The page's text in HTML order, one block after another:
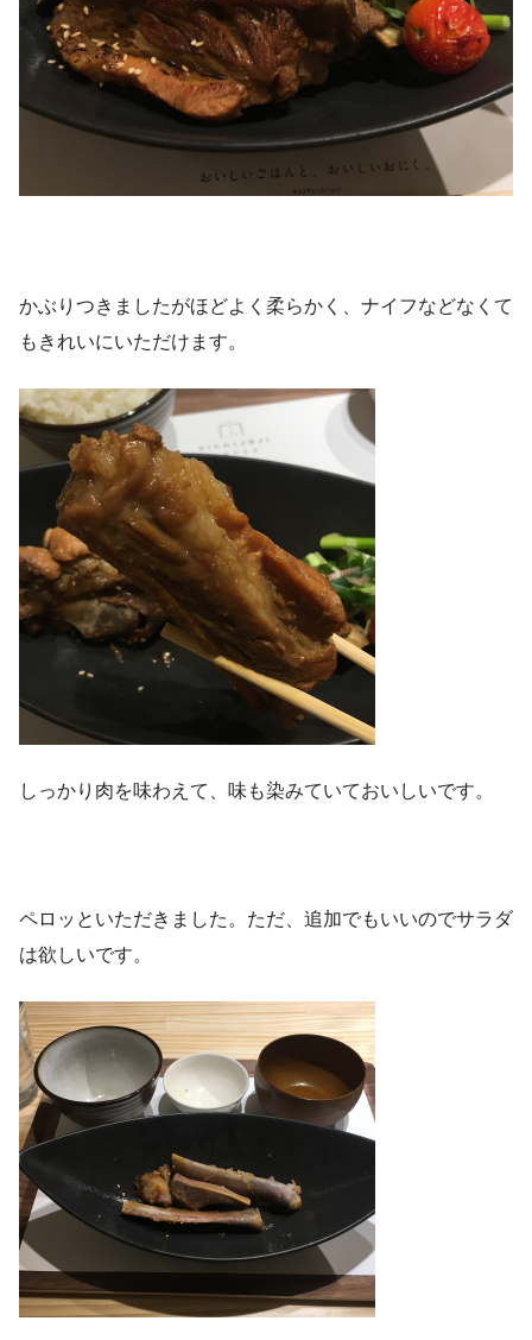
かぶりつきましたがほどよく柔らかく、ナイフなどなくて
もきれいにいただけます。
しっかり肉を味わえて、味も染みていておいしいです。
ペロッといただきました。ただ、追加でもいいのでサラダ
は欲しいです。